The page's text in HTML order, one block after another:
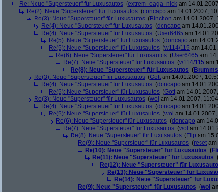
Re: Neue "Supersteuer" für Luxusautos (extrem_oaga_nick am
Re(2): Neue "Supersteuer" für Luxusautos (doncapo am 14.01.2007,
Re(3): Neue "Supersteuer" für Luxusautos (Binchen am 14.01.2007,
Re(4): Neue "Supersteuer" für Luxusautos (doncapo am
Re(4): Neue "Supersteuer" für Luxusautos (User6465 am
Re(5): Neue "Supersteuer" für Luxusautos (doncapo am
Re(5): Neue "Supersteuer" für Luxusautos (w114/115 am
Re(6): Neue "Supersteuer" für Luxusautos (User6465 am
Re(7): Neue "Supersteuer" für Luxusautos (w114/115 am
Re(8): Neue "Supersteuer" für Luxusautos (
Re(3): Neue "Supersteuer" für Luxusautos (Gott am 14.01.2007,
Re(4): Neue "Supersteuer" für Luxusautos (doncapo am
Re(5): Neue "Supersteuer" für Luxusautos (Gott am
Re(3): Neue "Supersteuer" für Luxusautos (wol am 14.01.2007,
Re(4): Neue "Supersteuer" für Luxusautos (doncapo am
Re(5): Neue "Supersteuer" für Luxusautos (wol am 14.01.2007,
Re(6): Neue "Supersteuer" für Luxusautos (doncapo am
Re(7): Neue "Supersteuer" für Luxusautos (wol am
Re(8): Neue "Supersteuer" für Luxusautos (Flip am
Re(9): Neue "Supersteuer" für Luxusautos (reset am
Re(10): Neue "Supersteuer" für Luxusautos (
Re(11): Neue "Supersteuer" für Luxusautos (
Re(12): Neue "Supersteuer" für
Re(13): Neue "Supersteuer" für
Re(14): Neue "Supersteuer" für
Re(9): Neue "Supersteuer" für Luxusautos (wol